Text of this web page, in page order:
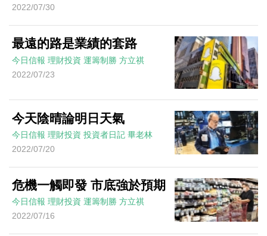
2022/07/30
最遠的路是業績的套路
今日信報 理財投資 運籌制勝 方立祺
2022/07/23
今天陰晴論明日天氣
今日信報 理財投資 投資者日記 畢老林
2022/07/20
危機一觸即發 市底強於預期
今日信報 理財投資 運籌制勝 方立祺
2022/07/16